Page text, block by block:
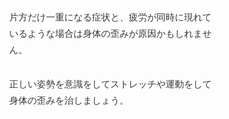
片方だけ一重になる症状と、疲労が同時に現れて
いるような場合は身体の歪みが原因かもしれませ
ん。
正しい姿勢を意識をしてストレッチや運動をして
身体の歪みを治しましょう。